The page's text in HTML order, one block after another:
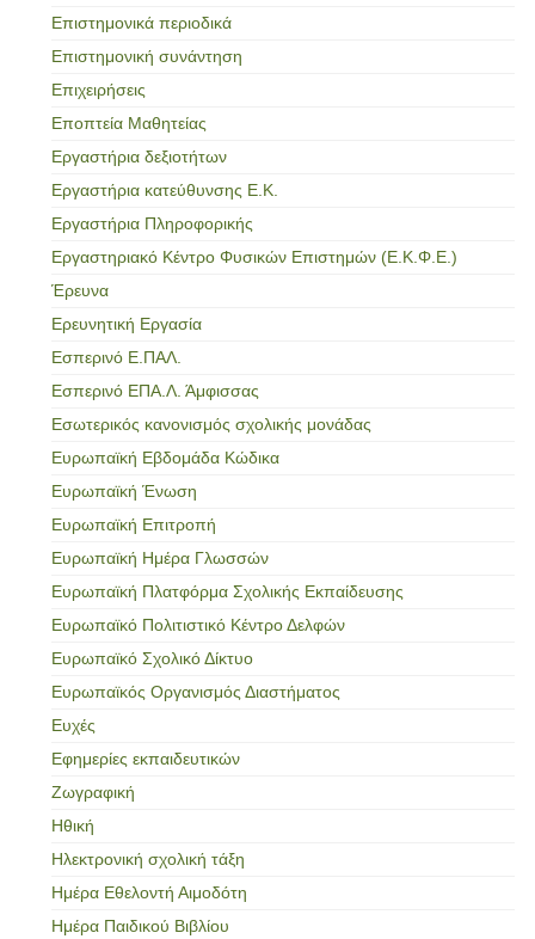
Επιστημονικά περιοδικά
Επιστημονική συνάντηση
Επιχειρήσεις
Εποπτεία Μαθητείας
Εργαστήρια δεξιοτήτων
Εργαστήρια κατεύθυνσης Ε.Κ.
Εργαστήρια Πληροφορικής
Εργαστηριακό Κέντρο Φυσικών Επιστημών (Ε.Κ.Φ.Ε.)
Έρευνα
Ερευνητική Εργασία
Εσπερινό Ε.ΠΑΛ.
Εσπερινό ΕΠΑ.Λ. Άμφισσας
Εσωτερικός κανονισμός σχολικής μονάδας
Ευρωπαϊκή Εβδομάδα Κώδικα
Ευρωπαϊκή Ένωση
Ευρωπαϊκή Επιτροπή
Ευρωπαϊκή Ημέρα Γλωσσών
Ευρωπαϊκή Πλατφόρμα Σχολικής Εκπαίδευσης
Ευρωπαϊκό Πολιτιστικό Κέντρο Δελφών
Ευρωπαϊκό Σχολικό Δίκτυο
Ευρωπαϊκός Οργανισμός Διαστήματος
Ευχές
Εφημερίες εκπαιδευτικών
Ζωγραφική
Ηθική
Ηλεκτρονική σχολική τάξη
Ημέρα Εθελοντή Αιμοδότη
Ημέρα Παιδικού Βιβλίου